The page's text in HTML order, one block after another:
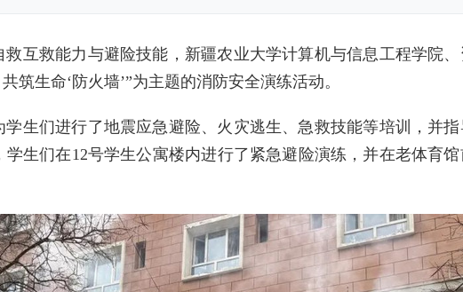
互救能力与避险技能，新疆农业大学计算机与信息工程学院
筑生命‘防火墙’”为主题的消防安全演练活动。
生们进行了地震应急避险、火灾逃生、急救技能等培训，并
生们在12号学生公寓楼内进行了紧急避险演练，并在老体育